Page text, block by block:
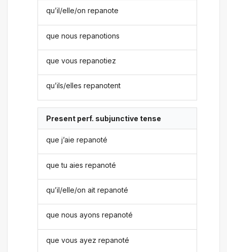
qu’il/elle/on repanote
que nous repanotions
que vous repanotiez
qu’ils/elles repanotent
Present perf. subjunctive tense
que j’aie repanoté
que tu aies repanoté
qu’il/elle/on ait repanoté
que nous ayons repanoté
que vous ayez repanoté